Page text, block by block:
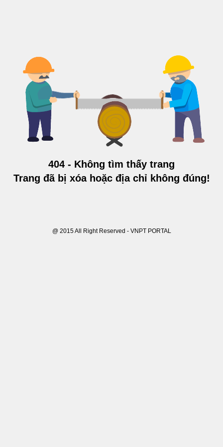
404 - Không tìm thấy trang
Trang đã bị xóa hoặc địa chỉ không đúng!
@ 2015 All Right Reserved - VNPT PORTAL